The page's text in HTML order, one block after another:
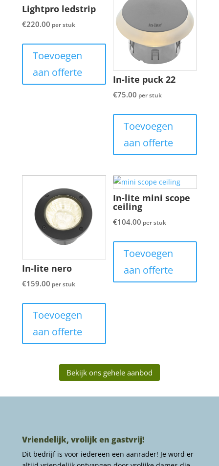
Lightpro ledstrip
€220.00 per stuk
Toevoegen
aan offerte
In-lite puck 22
€75.00 per stuk
Toevoegen
aan offerte
In-lite nero
€159.00 per stuk
Toevoegen
aan offerte
In-lite mini scope
ceiling
€104.00 per stuk
Toevoegen
aan offerte
Bekijk ons gehele aanbod
Vriendelijk, vrolijk en gastvrij!
Dit bedrijf is voor iedereen een aanrader! Je word er